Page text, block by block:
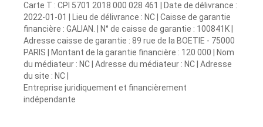
Carte T : CPI 5701 2018 000 028 461 | Date de délivrance :
2022-01-01 | Lieu de délivrance : NC | Caisse de garantie
financière : GALIAN. | N° de caisse de garantie : 100841K |
Adresse caisse de garantie : 89 rue de la BOETIE - 75000
PARIS | Montant de la garantie financière : 120 000 | Nom
du médiateur : NC | Adresse du médiateur : NC | Adresse
du site : NC |
Entreprise juridiquement et financièrement
indépendante